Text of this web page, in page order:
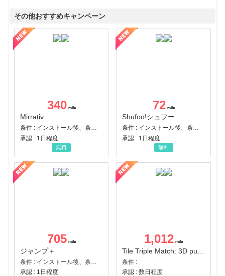
その他おすすめキャンペーン
340
Mirrativ
条件 : インストール後、条件達成
承認 : 1日程度
無料
72
Shufoo!シュフー
条件 : インストール後、条件達成
承認 : 1日程度
無料
705
ジャンプ＋
承認 : 1日程度
1,012
条件 :
承認 : 数日程度